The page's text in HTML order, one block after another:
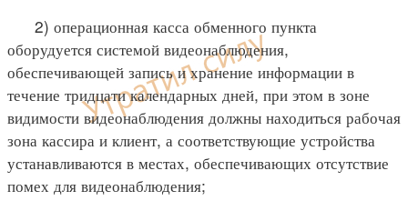
2) операционная касса обменного пункта
оборудуется системой видеонаблюдения,
обеспечивающей запись и хранение информации в
течение тридцати календарных дней, при этом в зоне
видимости видеонаблюдения должны находиться рабочая
зона кассира и клиент, а соответствующие устройства
устанавливаются в местах, обеспечивающих отсутствие
помех для видеонаблюдения;